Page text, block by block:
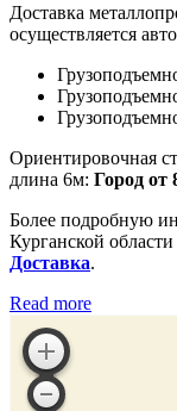
Доставка
осуществляется
Ориентировочная
длина 6м: Город от
Более подробную
Курганской
Доставка.
Read more